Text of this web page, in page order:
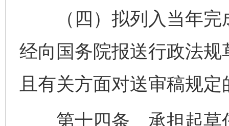
（四）拟列入当年完
经向国务院报送行政法
且有关方面对送审稿规
第十四条 承担起草任